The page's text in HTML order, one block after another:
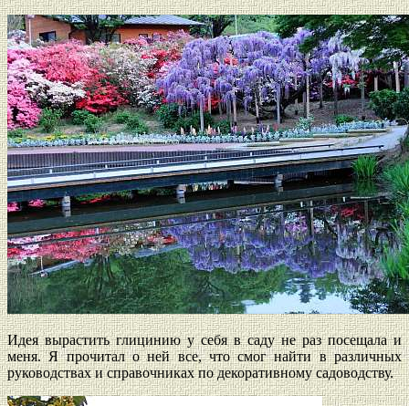
Идея вырастить глицинию у себя в саду не раз посещала и
меня. Я прочитал о ней все, что смог найти в различных
руководствах и справочниках по декоративному садоводству.